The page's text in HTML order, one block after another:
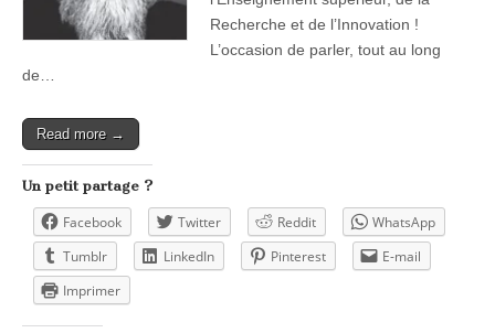
Recherche et de l’Innovation !
L’occasion de parler, tout au long
de…
Read more →
Un petit partage ?
Facebook Twitter Reddit
WhatsApp
Tumblr
LinkedIn Pinterest
E-mail
Imprimer